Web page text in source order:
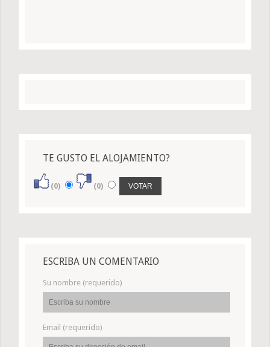
TE GUSTO EL ALOJAMIENTO?
(0) (0)
ESCRIBA UN COMENTARIO
Su nombre (requerido)
Email (requerido)